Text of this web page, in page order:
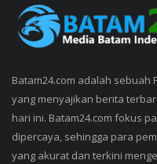
Batam24.com adalah
yang menyajikan berita
hari ini. Batam24.com fokus
dipercaya, sehingga para
yang akurat dan terkini